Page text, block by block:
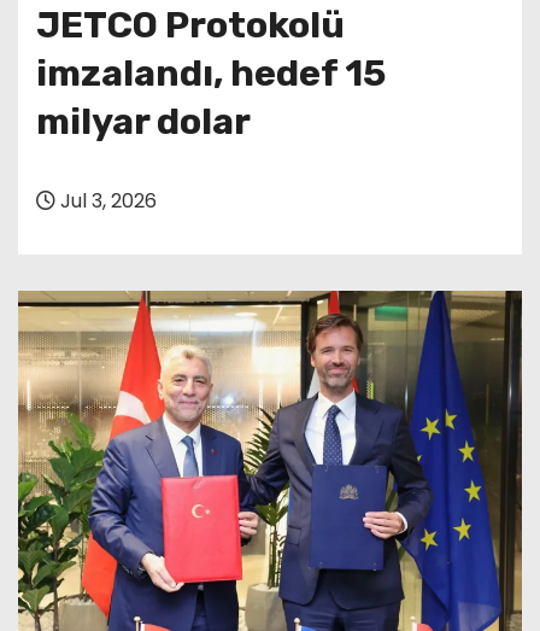
JETCO Protokolü
imzalandı, hedef 15
milyar dolar
Jul 3, 2026